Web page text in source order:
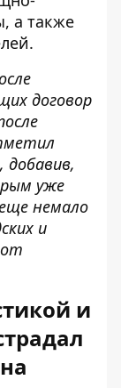
а также
договор
добавив,
уже
немало
и
и